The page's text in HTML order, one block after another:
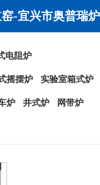
-宜兴市奥普瑞炉
电阻炉
摇摆炉 实验室箱式炉
炉 井式炉 网带炉